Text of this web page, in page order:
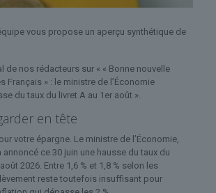
vous propose un aperçu synthétique de
de nos rédacteurs sur « « Bonne nouvelle
Français » : le ministre de l’Économie
du taux du livret A au 1er août ».
en tête
votre épargne. Le ministre de l’Économie,
annoncé ce 30 juin une hausse du taux du
2026. Entre 1,6 % et 1,8 % selon les
reste toutefois insuffisant pour